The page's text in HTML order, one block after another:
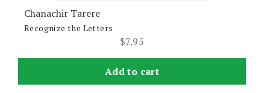
Chanachir Tarere
Recognize the Letters
$7.95
Add to cart